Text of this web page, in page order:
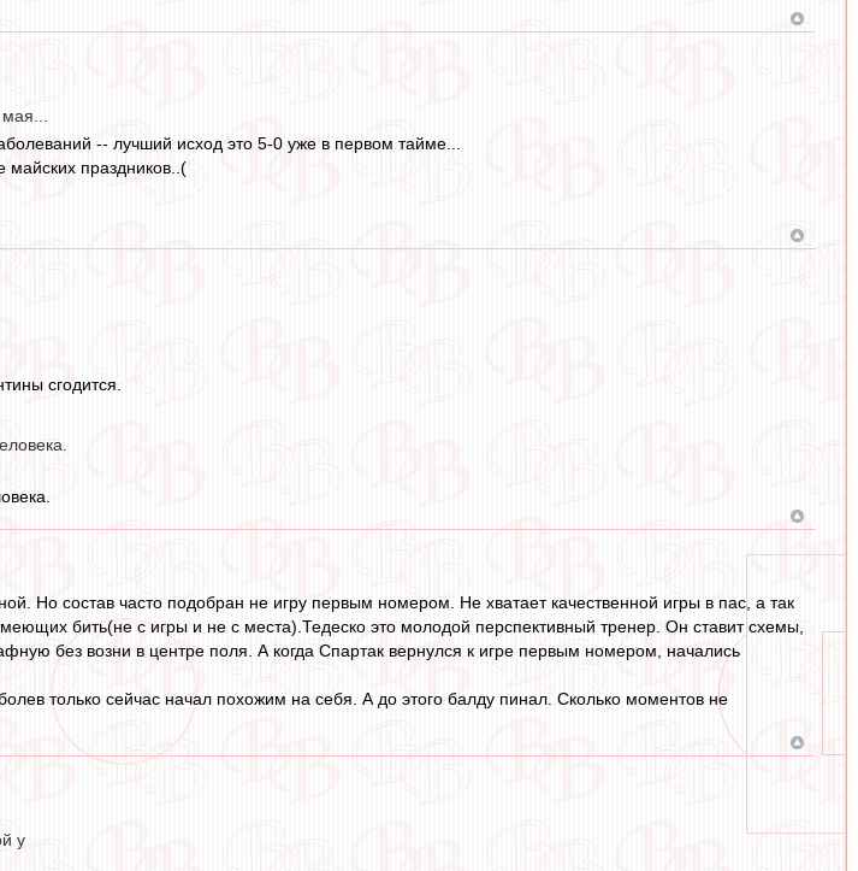
-- лучший исход это 5-0 уже в первом тайме...
майских праздников..(
сгодится.
Но состав часто подобран не игру первым номером. Не хватает качественной игры в пас, а так
бить(не с игры и не с места).Тедеско это молодой перспективный тренер. Он ставит схемы,
без возни в центре поля. А когда Спартак вернулся к игре первым номером, начались
только сейчас начал похожим на себя. А до этого балду пинал. Сколько моментов не
у